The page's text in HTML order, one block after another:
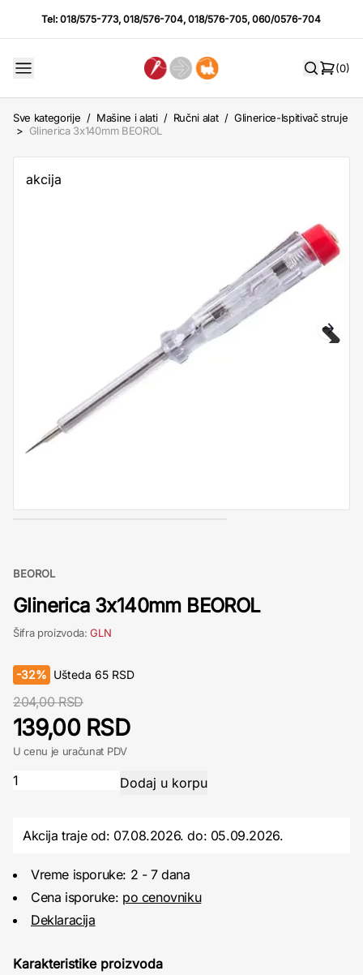
Tel:018/575-773,018/576-704,018/576-705,060/0576-704
(0)
Sve kategorije / Mašine i alati / Ručni alat / Glinerice-Ispitivač struje
> Glinerica 3x140mm BEOROL
akcija
BEOROL
Glinerica 3x140mm BEOROL
Šifra proizvoda:GLN
-32% Ušteda 65 RSD
204,00 RSD
139,00 RSD
U cenu je uračunat PDV
Akcija traje od: 07.08.2026.do: 05.09.2026.
Vreme isporuke: 2 - 7 dana
Cena isporuke: po cenovniku
Deklaracija
Karakteristike proizvoda